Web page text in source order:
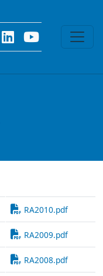
Document
RA2010.pdf
Document
RA2009.pdf
Document
RA2008.pdf